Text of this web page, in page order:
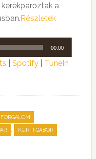
a
Részletek
00:00
Spotify| TuneIn
FORGALOM ,
, KÜRTI GÁBOR ,